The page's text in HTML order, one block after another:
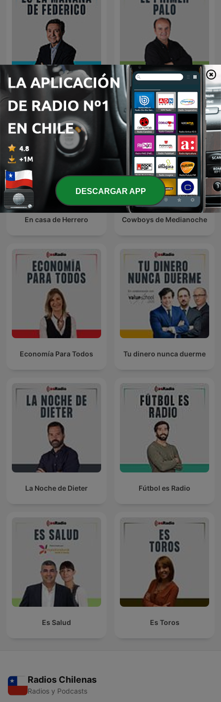
Es la Mañana de Federico
En casa de Herrero Cowboys de Medianoche
Economía Para Todos Tu dinero nunca duerme
La Noche de Dieter Fútbol es Radio
Es Salud Es Toros
Radios Chilenas
Radios y Podcasts
DESCARGAR APP